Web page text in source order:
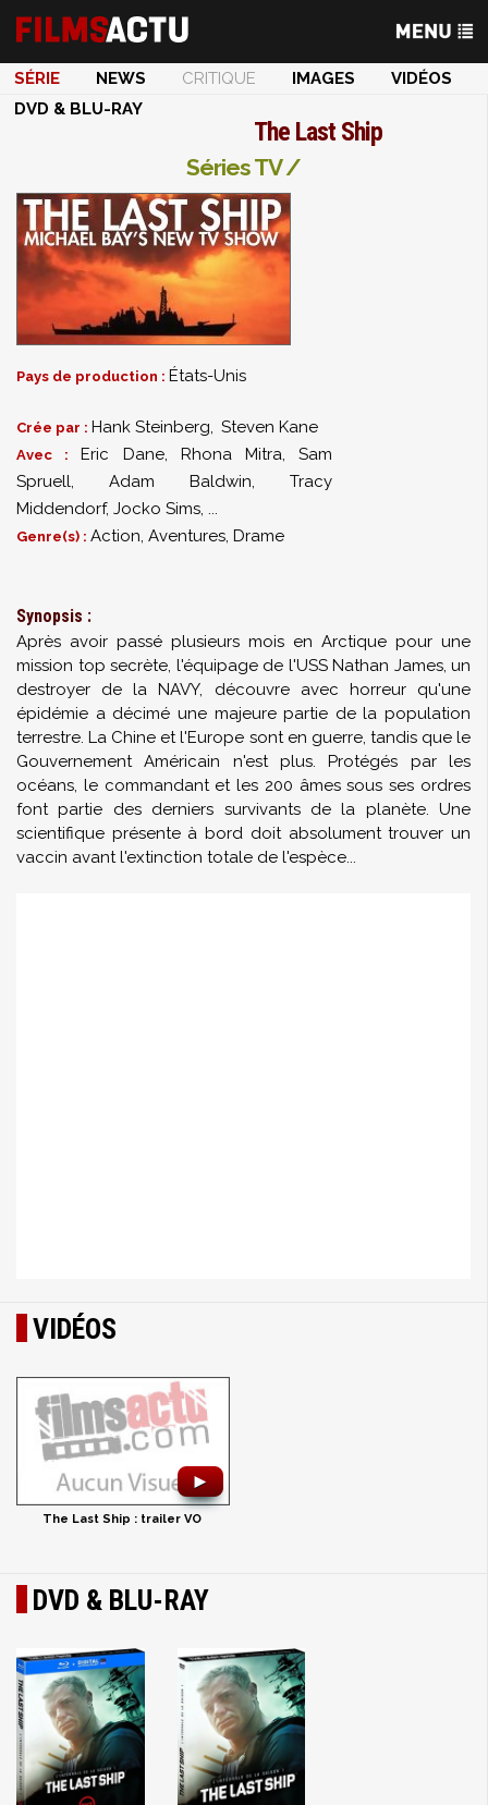
SÉRIE NEWS CRITIQUE IMAGES
VIDÉOS
DVD & BLU-RAY
The Last Ship
Séries TV /
Pays de production : États-Unis
Crée par : Hank Steinberg, Steven Kane
Avec : Eric Dane, Rhona Mitra,Sam
Spruell, Adam Baldwin, Tracy
Middendorf, Jocko Sims, ...
Genre(s) : Action, Aventures, Drame
Synopsis :
Après avoir passé plusieurs mois en Arctique pour une
mission top secrète, l'équipage de l'USS Nathan James, un
destroyer de la NAVY, découvre avec horreur qu'une
épidémie a décimé une majeure partie de la population
terrestre. La Chine et l'Europe sont en guerre, tandis que le
Gouvernement Américain n'est plus. Protégés par les
océans, le commandant et les 200 âmes sous ses ordres
font partie des derniers survivants de la planète. Une
scientifique présente à bord doit absolument trouver un
vaccin avant l'extinction totale de l'espèce...
VIDÉOS
►
The Last Ship : trailer VO
DVD & BLU-RAY